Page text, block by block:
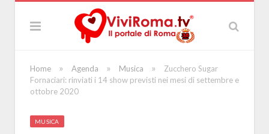
Home » Agenda » Musica »
Zucchero Sugar
Fornaciari: rinviati i 14 show previsti nei mesi di settembre e
ottobre 2020
MUSICA